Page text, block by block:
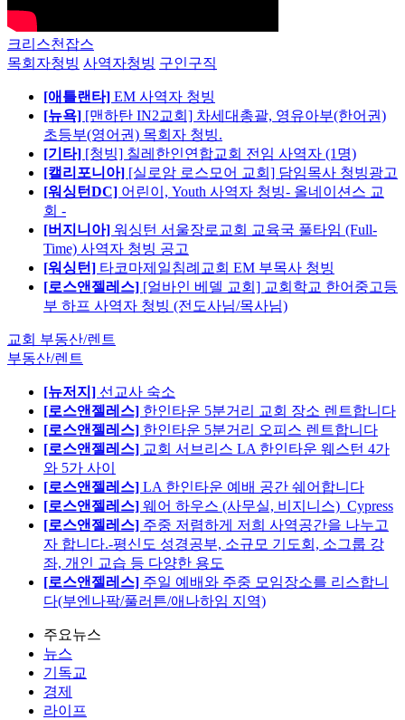
크리스천잡스
목회자청빙 사역자청빙 구인구직
[애틀랜타] EM 사역자 청빙
[뉴욕] [맨하탄 IN2교회] 차세대총괄, 영유아부(한어권)
초등부(영어권) 목회자 청빙.
[기타] [청빙] 칠레한인연합교회 전임 사역자 (1명)
[캘리포니아] [실로암 로스모어 교회] 담임목사 청빙광고
[워싱턴DC] 어린이, Youth 사역자 청빙- 올네이션스 교
회 -
[버지니아] 워싱턴 서울장로교회 교육국 풀타임 (Full-
Time) 사역자 청빙 공고
[워싱턴] 타코마제일침례교회 EM 부목사 청빙
[로스앤젤레스] [얼바인 베델 교회] 교회학교 한어중고등
부 하프 사역자 청빙 (전도사님/목사님)
교회 부동산/렌트
부동산/렌트
[뉴저지] 선교사 숙소
[로스앤젤레스] 한인타운 5분거리 교회 장소 렌트합니다
[로스앤젤레스] 한인타운 5분거리 오피스 렌트합니다
[로스앤젤레스] 교회 서브리스 LA 한인타운 웨스턴 4가
와 5가 사이
[로스앤젤레스] LA 한인타운 예배 공간 쉐어합니다
[로스앤젤레스] 웨어 하우스 (사무실, 비지니스)_Cypress
[로스앤젤레스] 주중 저렴하게 저희 사역공간을 나누고
자 합니다.-평신도 성경공부, 소규모 기도회, 소그룹 강
좌, 개인 교습 등 다양한 용도
[로스앤젤레스] 주일 예배와 주중 모임장소를 리스합니
다(부엔나팍/풀러튼/애나하임 지역)
주요뉴스
뉴스
기독교
경제
라이프